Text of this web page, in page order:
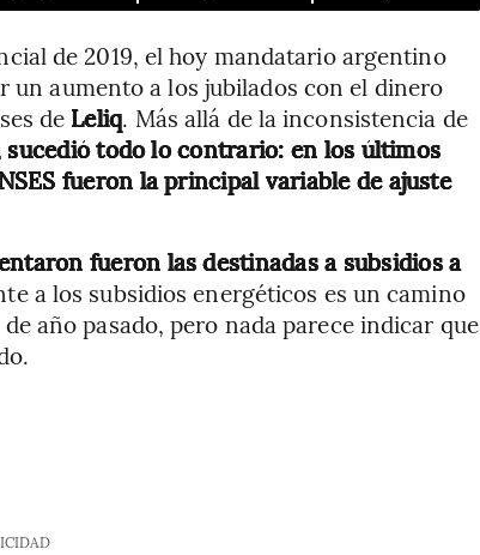
de 2019, el hoy mandatario argentino
un aumento a los jubilados con el dinero
de Leliq. Más allá de la inconsistencia de
sucedió todo lo contrario: en los últimos
fueron la principal variable de ajuste
fueron las destinadas a subsidios a
a los subsidios energéticos es un camino
año pasado, pero nada parece indicar que